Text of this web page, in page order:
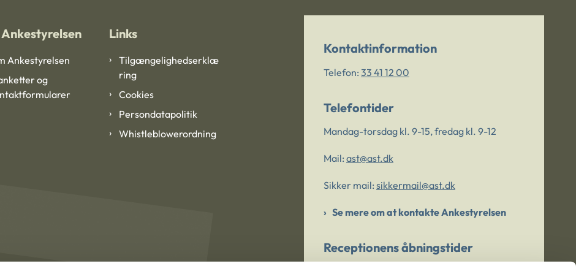
Ankestyrelsen
og
Links
Tilgængelighedserklæ
ring
Cookies
Persondatapolitik
Whistleblowerordning
Kontaktinformation
Telefon: 33 41 12 00
Telefontider
Mandag-torsdag kl. 9-15, fredag kl. 9-12
Mail: ast@ast.dk
Sikker mail: sikkermail@ast.dk
Se mere om at kontakte Ankestyrelsen
Receptionens åbningstider